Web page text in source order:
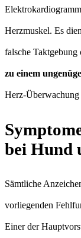
Herzmuskel. Es
falsche
zu einem
Herz-
bei Hund
Sämtliche
vorliegenden
Einer der